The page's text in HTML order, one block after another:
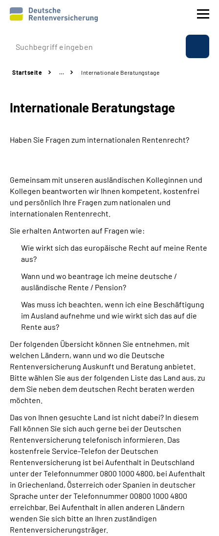
Prävention
Rente
Beratung & Kontakt
Über uns & Presse
Online-Services
Leichte Sprache
Mein Kundenportal
Startseite … Internationale Beratungstage
Internationale Beratungstage
Haben Sie Fragen zum internationalen Rentenrecht?
Gemeinsam mit unseren ausländischen Kolleginnen und
Kollegen beantworten wir Ihnen kompetent, kostenfrei
und persönlich Ihre Fragen zum nationalen und
internationalen Rentenrecht.
Sie erhalten Antworten auf Fragen wie:
Wie wirkt sich das europäische Recht auf meine Rente
aus?
Wann und wo beantrage ich meine deutsche /
ausländische Rente / Pension?
Was muss ich beachten, wenn ich eine Beschäftigung
im Ausland aufnehme und wie wirkt sich das auf die
Rente aus?
Der folgenden Übersicht können Sie entnehmen, mit
welchen Ländern, wann und wo die Deutsche
Rentenversicherung Auskunft und Beratung anbietet.
Bitte wählen Sie aus der folgenden Liste das Land aus, zu
dem Sie neben dem deutschen Recht beraten werden
möchten.
Das von Ihnen gesuchte Land ist nicht dabei? In diesem
Fall können Sie sich auch gerne bei der Deutschen
Rentenversicherung telefonisch informieren. Das
kostenfreie Service-Telefon der Deutschen
Rentenversicherung ist bei Aufenthalt in Deutschland
unter der Telefonnummer 0800 1000 4800, bei Aufenthalt
in Griechenland, Österreich oder Spanien in deutscher
Sprache unter der Telefonnummer 00800 1000 4800
erreichbar. Bei Aufenthalt in allen anderen Ländern
wenden Sie sich bitte an Ihren zuständigen
Rentenversicherungsträger.